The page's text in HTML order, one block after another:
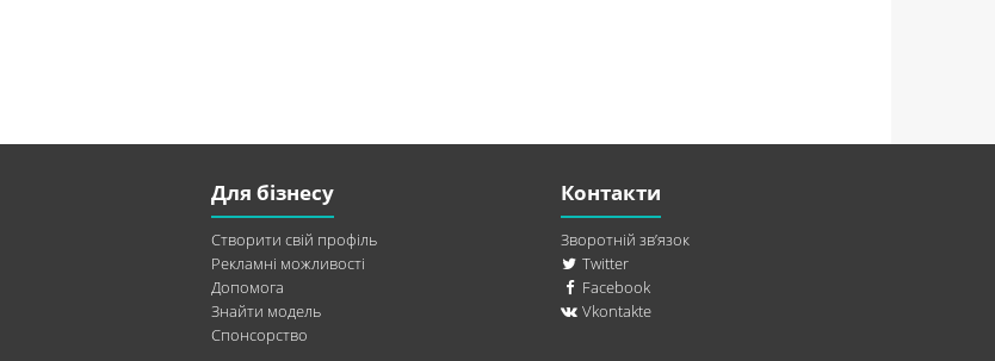
Для бізнесу
Створити свій профіль
Рекламні можливості
Допомога
Знайти модель
Спонсорство
Контакти
Зворотній зв’язок
Twitter
Facebook
Vkontakte